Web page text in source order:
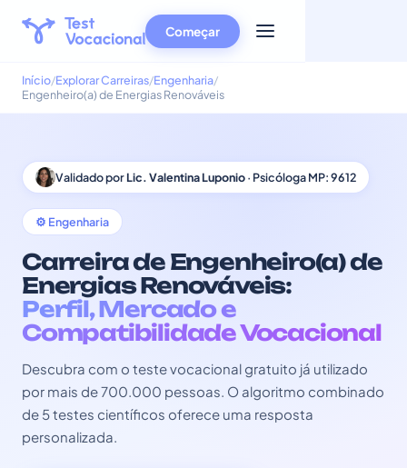
Começar
Início Explorar Carreiras Engenharia
Engenheiro(a) de Energias Renováveis
Validado porLic. Valentina Luponio· Psicóloga MP: 9612
⚙️ Engenharia
Carreira de Engenheiro(a) de
Energias Renováveis:
Perfil, Mercado e
Compatibilidade Vocacional
Descubra com o teste vocacional gratuito já utilizado
por mais de 700.000 pessoas. O algoritmo combinado
de 5 testes científicos oferece uma resposta
personalizada.